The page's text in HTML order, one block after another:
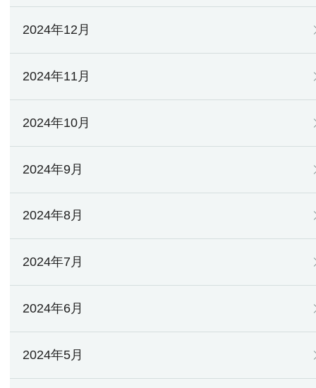
2024年12月
2024年11月
2024年10月
2024年9月
2024年8月
2024年7月
2024年6月
2024年5月